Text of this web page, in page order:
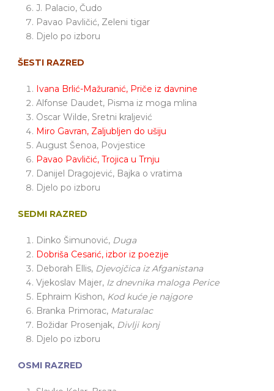
J. Palacio, Čudo
Pavao Pavličić, Zeleni tigar
Djelo po izboru
ŠESTI RAZRED
Ivana Brlić-Mažuranić, Priče iz davnine
Alfonse Daudet, Pisma iz moga mlina
Oscar Wilde, Sretni kraljević
Miro Gavran, Zaljubljen do ušiju
August Šenoa, Povjestice
Pavao Pavličić, Trojica u Trnju
Danijel Dragojević, Bajka o vratima
Djelo po izboru
SEDMI RAZRED
Dinko Šimunović, Duga
Dobriša Cesarić, izbor iz poezije
Deborah Ellis, Djevojčica iz Afganistana
Vjekoslav Majer, Iz dnevnika maloga Perice
Ephraim Kishon, Kod kuće je najgore
Branka Primorac, Maturalac
Božidar Prosenjak, Divlji konj
Djelo po izboru
OSMI RAZRED